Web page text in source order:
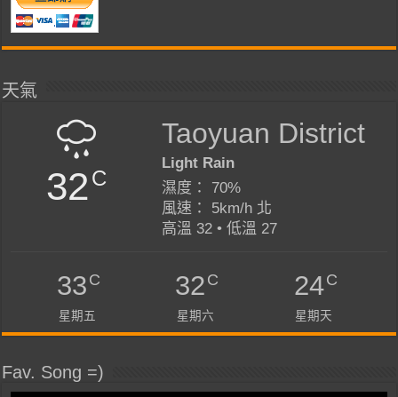
天氣
32C
Taoyuan District
Light Rain
濕度： 70%
風速： 5km/h 北
高溫 32 • 低溫 27
33C
星期五
32C
星期六
24C
星期天
Fav. Song =)